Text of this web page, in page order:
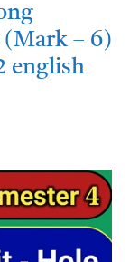
(Mark – 6)
english